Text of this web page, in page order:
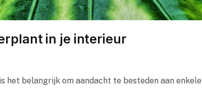
in je interieur
het belangrijk om aandacht te besteden aan enkele